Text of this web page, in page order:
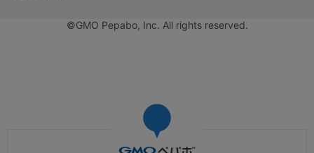
©GMO Pepabo, Inc. All rights reserved.